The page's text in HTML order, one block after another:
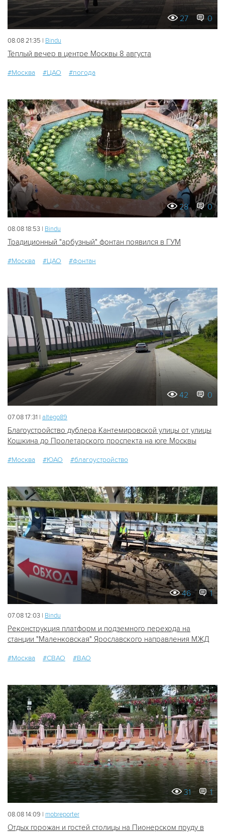
27 0
08.08 21:35 | Bindu
Тёплый вечер в центре Москвы 8 августа
#Москва #ЦАО #погода
28 0
08.08 18:53 | Bindu
Традиционный "арбузный" фонтан появился в ГУМ
#Москва #ЦАО #фонтан
42 0
07.08 17:31 | altego89
Благоустройство дублера Кантемировской улицы от улицы
Кошкина до Пролетарского проспекта на юге Москвы
#Москва #ЮАО #благоустройство
46 1
07.08 12:03 | Bindu
Реконструкция платформ и подземного перехода на
станции "Маленковская" Ярославского направления МЖД
#Москва #СВАО #ВАО
31 1
08.08 14:09 | mobreporter
Отдых горожан и гостей столицы на Пионерском пруду в